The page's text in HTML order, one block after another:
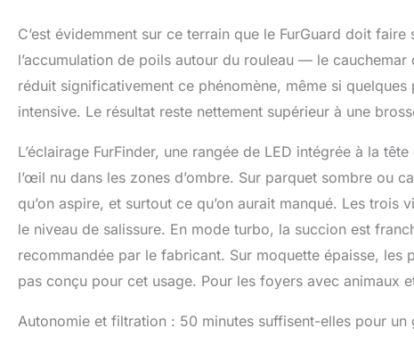
C’est évidemment sur ce terrain que le FurGuard doit
l’accumulation de poils autour du rouleau — le
réduit significativement ce phénomène, même si
intensive. Le résultat reste nettement supérieur à une
L’éclairage FurFinder, une rangée de LED intégrée à la
l’œil nu dans les zones d’ombre. Sur parquet sombre ou
qu’on aspire, et surtout ce qu’on aurait manqué. Les
le niveau de salissure. En mode turbo, la succion est
recommandée par le fabricant. Sur moquette épaisse,
pas conçu pour cet usage. Pour les foyers avec animaux
Autonomie et filtration : 50 minutes suffisent-elles pour un